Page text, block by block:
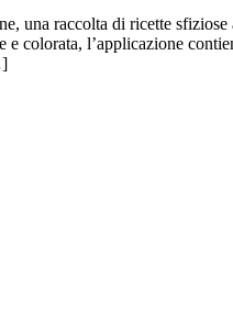
una raccolta di ricette
e colorata, l’applicazione